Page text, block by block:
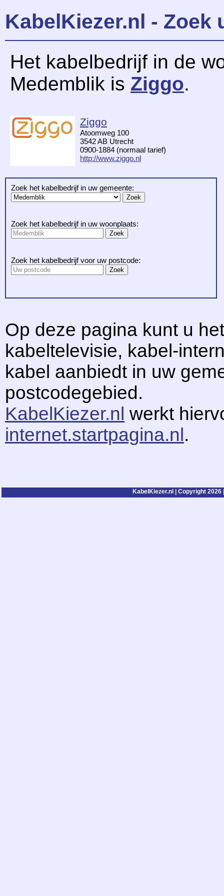
KabelKiezer.nl - Zoek
Het kabelbedrijf in de
Medemblik is Ziggo.
Ziggo
Atoomweg 100
3542 AB Utrecht
0900-1884 (normaal tarief)
http://www.ziggo.nl
Zoek het kabelbedrijf in uw gemeente:
Zoek het kabelbedrijf in uw woonplaats:
Zoek het kabelbedrijf voor uw postcode:
Op deze pagina kunt u
kabeltelevisie, kabel-
kabel aanbiedt in uw
postcodegebied.
KabelKiezer.nl werkt
internet.startpagina.nl.
KabelKiezer.nl | Copyright 2026